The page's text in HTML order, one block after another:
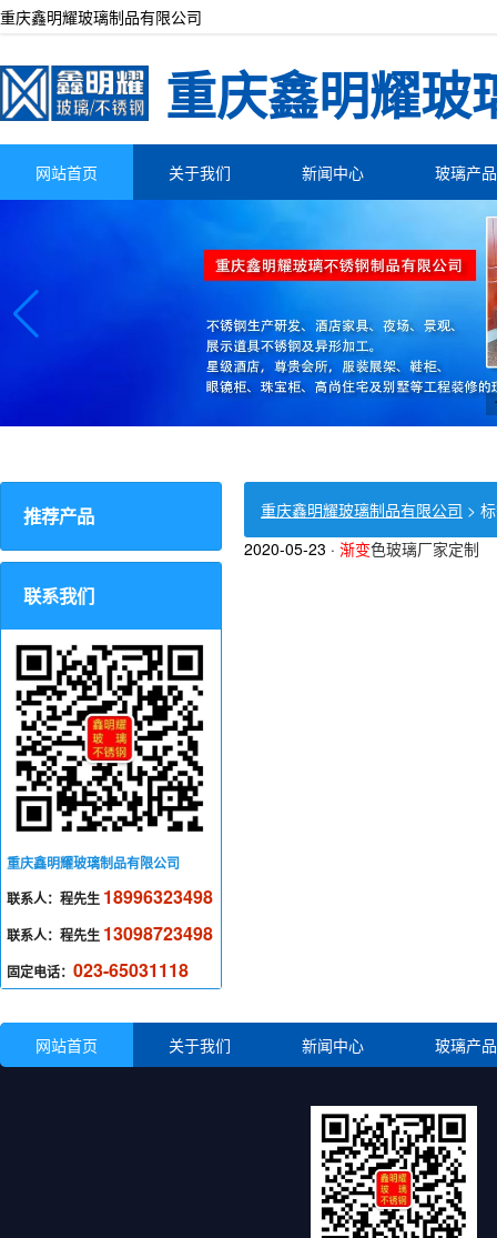
重庆鑫明耀玻璃制品有限公司
重庆鑫明耀玻
网站首页 关于我们 新闻中心 玻璃产品
推荐产品
联系我们
重庆鑫明耀玻璃制品有限公司
联系人：程先生 18996323498
联系人：程先生 13098723498
固定电话： 023-65031118
重庆鑫明耀玻璃制品有限公司 >
2020-05-23 · 渐变色玻璃厂家定制
网站首页 关于我们 新闻中心 玻璃产品